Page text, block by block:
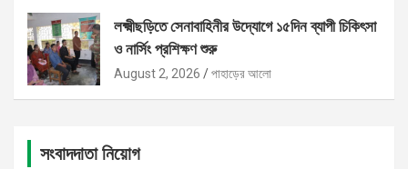
লক্ষ্মীছড়িতে সেনাবাহিনীর উদ্যোগে ১৫দিন ব্যাপী চিকিৎসা
ও নার্সিং প্রশিক্ষণ শুরু
August 2, 2026 পাহাড়ের আলো
সংবাদদাতা নিয়োগ